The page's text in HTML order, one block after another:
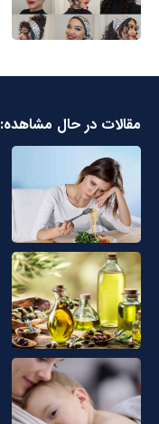
مقالات در حال مشاهده: